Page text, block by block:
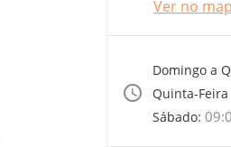
Ver no
access_time
Domingo a
Quinta-Feira
Sábado: